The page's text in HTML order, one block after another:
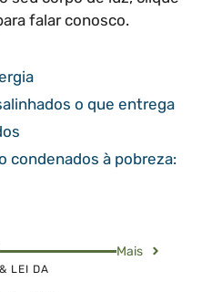
falar conosco.
o que entrega
condenados à pobreza:
Mais
LEI DA